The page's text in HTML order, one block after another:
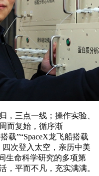
三点一线；操作实验、
而复始，循序渐
载”“SpaceX龙飞船搭载
次登入太空，亲历中美
生命科学研究的多项第
平而不凡，充实满满。